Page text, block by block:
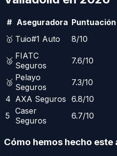
# Aseguradora Puntuación
🥇 Tuio#1 Auto 8/10
🥈 FIATC
Seguros
7.6/10
🥉 Pelayo
Seguros
7.3/10
4 AXA Seguros 6.8/10
5 Caser
Seguros
6.7/10
Cómo hemos hecho este